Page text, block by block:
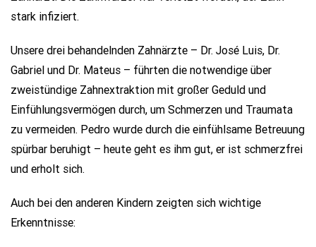
stark infiziert.
Unsere drei behandelnden Zahnärzte – Dr. José Luis, Dr.
Gabriel und Dr. Mateus – führten die notwendige über
zweistündige Zahnextraktion mit großer Geduld und
Einfühlungsvermögen durch, um Schmerzen und Traumata
zu vermeiden. Pedro wurde durch die einfühlsame Betreuung
spürbar beruhigt – heute geht es ihm gut, er ist schmerzfrei
und erholt sich.
Auch bei den anderen Kindern zeigten sich wichtige
Erkenntnisse: